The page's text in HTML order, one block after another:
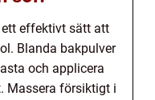
effektivt sätt att
Blanda bakpulver
och applicera
Massera försiktigt i